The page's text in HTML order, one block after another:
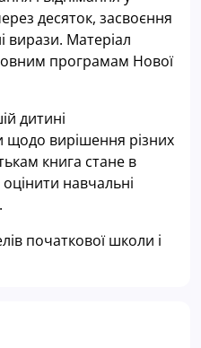
десяток, засвоєння
вирази. Матеріал
програмам Нової
дитині
щодо вирішення різних
книга стане в
навчальні
початкової школи і